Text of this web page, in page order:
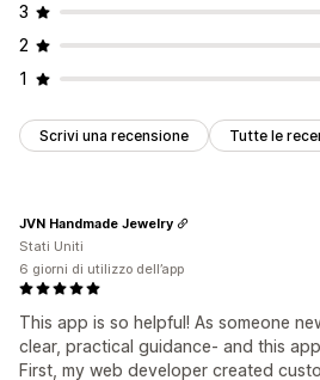
3
2
1
Scrivi una recensione Tutte le
This app is so helpful! As someone
clear, practical guidance- and this
First, my web developer created
JVN Handmade Jewelry
Stati Uniti
6 giorni di utilizzo dell’app